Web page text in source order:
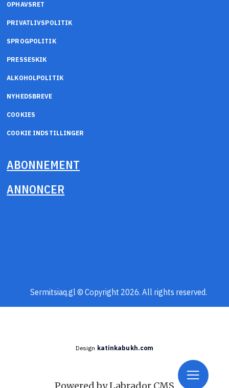
OPHAVSRET
PRIVATLIVSPOLITIK
SPROGPOLITIK
PRESSESKIK
ALKOHOLPOLITIK
NYHEDSBREVE
COOKIES
COOKIE INDSTILLINGER
ABONNEMENT
ANNONCER
Sermitsiaq.gl © Copyright 2026. All rights reserved.
Design katinkabukh.com